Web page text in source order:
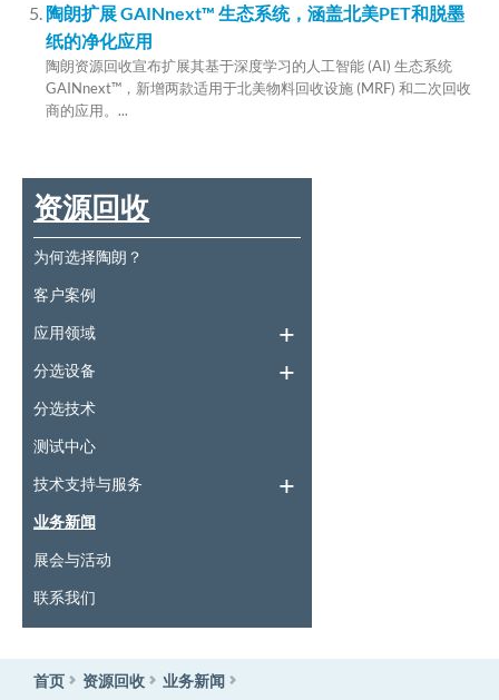
资源回收
为何选择陶朗？
客户案例
应用领域
分选设备
分选技术
测试中心
技术支持与服务
业务新闻
展会与活动
联系我们
陶朗扩展 GAINnext™ 生态系统，涵盖北美PET和脱墨
纸的净化应用
陶朗资源回收宣布扩展其基于深度学习的人工智能 (AI) 生态系统
GAINnext™，新增两款适用于北美物料回收设施 (MRF) 和二次回收
商的应用。...
首页 资源回收 业务新闻